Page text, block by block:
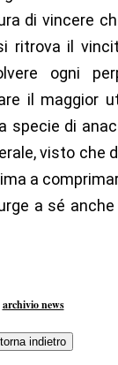
di vincere
il
ogni
il maggior
specie di
visto che
a
a sé
archivio news